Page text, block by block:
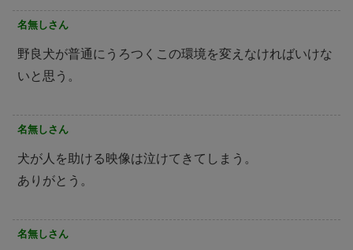
名無しさん
野良犬が普通にうろつくこの環境を変えなければいけな
いと思う。
名無しさん
犬が人を助ける映像は泣けてきてしまう。
ありがとう。
名無しさん